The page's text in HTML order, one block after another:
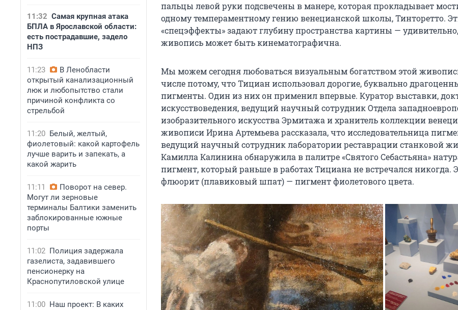
11:32 Самая крупная атака
БПЛА в Ярославской области:
есть пострадавшие, задело
НПЗ
11:23
В Ленобласти
открытый канализационный
люк и любопытство стали
причиной конфликта со
стрельбой
11:20 Белый, желтый,
фиолетовый: какой картофель
лучше варить и запекать, а
какой жарить
11:11
Поворот на север.
Могут ли зерновые
терминалы Балтики заменить
заблокированные южные
порты
11:02 Полиция задержала
газелиста, задавившего
пенсионерку на
Краснопутиловской улице
11:00 Наш проект: В каких
пальцы левой руки подсвечены в манере, которая прокладывает
одному темпераментному гению венецианской школы, Тинторетто.
«спецэффекты» задают глубину пространства картины —
живопись может быть кинематографична.
Мы можем сегодня любоваться визуальным богатством этой
числе потому, что Тициан использовал дорогие, буквально
пигменты. Один из них он применил впервые. Куратор выставки,
искусствоведения, ведущий научный сотрудник Отдела
изобразительного искусства Эрмитажа и хранитель коллекции
живописи Ирина Артемьева рассказала, что исследовательница
ведущий научный сотрудник лаборатории реставрации станковой
Камилла Калинина обнаружила в палитре «Святого Себастьяна»
пигмент, который раньше в работах Тициана не встречался никогда.
флюорит (плавиковый шпат) — пигмент фиолетового цвета.